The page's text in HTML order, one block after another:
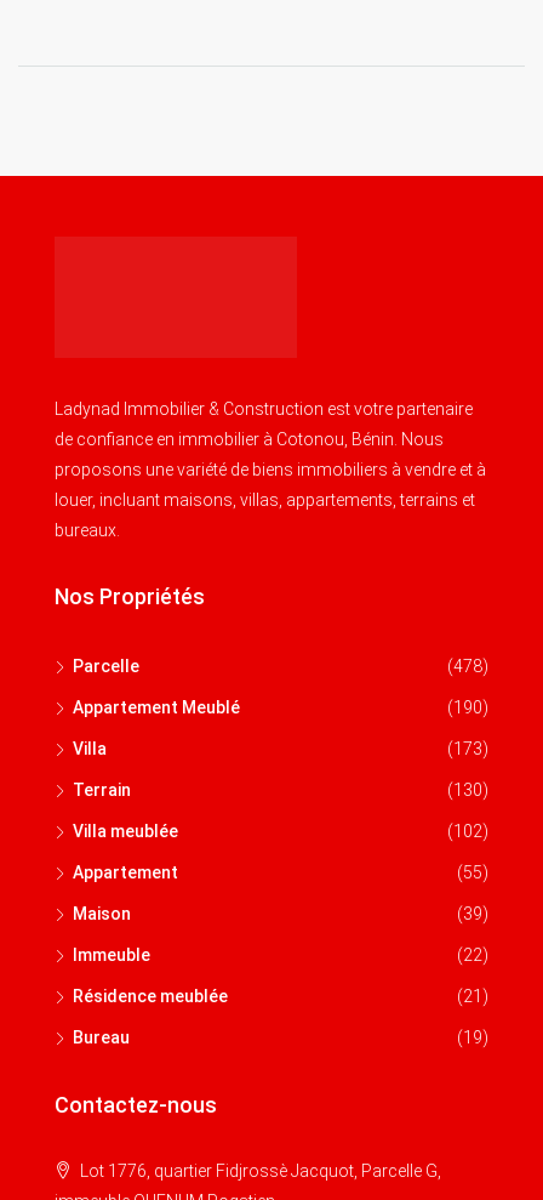
Ladynad Immobilier & Construction est votre partenaire
de confiance en immobilier à Cotonou, Bénin. Nous
proposons une variété de biens immobiliers à vendre et à
louer, incluant maisons, villas, appartements, terrains et
bureaux.
Nos Propriétés
Parcelle (478)
Appartement Meublé (190)
Villa (173)
Terrain (130)
Villa meublée (102)
Appartement (55)
Maison (39)
Immeuble (22)
Résidence meublée (21)
Bureau (19)
Contactez-nous
Lot 1776, quartier Fidjrossè Jacquot, Parcelle G,